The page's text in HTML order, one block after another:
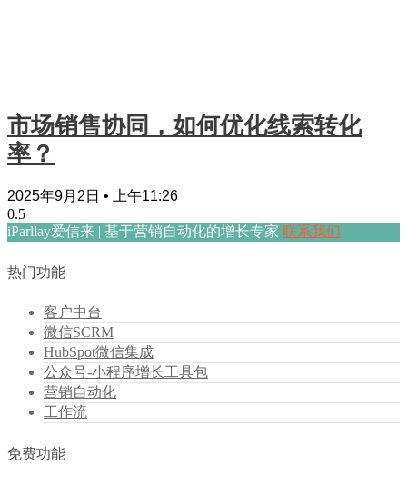
市场销售协同，如何优化线索转化
率？
2025年9月2日 上午11:26
iParllay爱信来 | 基于营销自动化的增长专家 联系我们
热门功能
客户中台
微信SCRM
HubSpot微信集成
公众号-小程序增长工具包
营销自动化
工作流
免费功能